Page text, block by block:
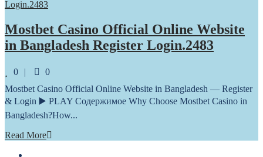
Mostbet Casino Official Online Website
in Bangladesh Register Login.2483
0 Comments
0
Mostbet Casino Official Online Website in Bangladesh — Register
& Login ▶️ PLAY Содержимое Why Choose Mostbet Casino in
Bangladesh?How...
Read More